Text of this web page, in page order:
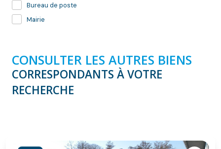
Bureau de poste
Mairie
CONSULTER LES AUTRES BIENS
CORRESPONDANTS À VOTRE
RECHERCHE